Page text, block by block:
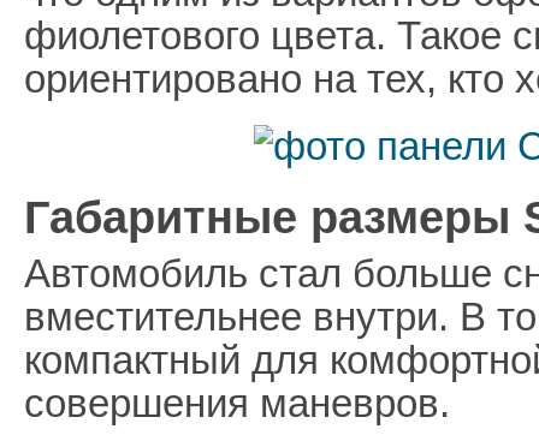
фиолетового цвета. Такое
ориентировано на тех, кто
Габаритные размеры
Автомобиль стал больше
вместительнее внутри. В
компактный для
совершения маневров.